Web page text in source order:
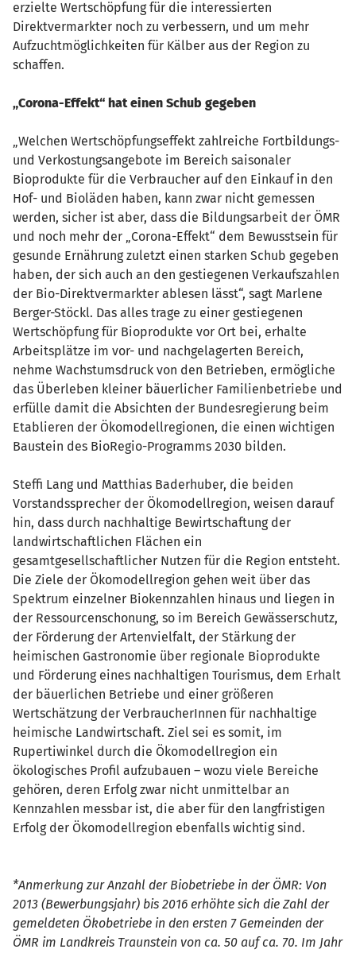
erzielte Wertschöpfung für die interessierten
Direktvermarkter noch zu verbessern, und um mehr
Aufzuchtmöglichkeiten für Kälber aus der Region zu
schaffen.
„Corona-Effekt“ hat einen Schub gegeben
„Welchen Wertschöpfungseffekt zahlreiche Fortbildungs-
und Verkostungsangebote im Bereich saisonaler
Bioprodukte für die Verbraucher auf den Einkauf in den
Hof- und Bioläden haben, kann zwar nicht gemessen
werden, sicher ist aber, dass die Bildungsarbeit der ÖMR
und noch mehr der „Corona-Effekt“ dem Bewusstsein für
gesunde Ernährung zuletzt einen starken Schub gegeben
haben, der sich auch an den gestiegenen Verkaufszahlen
der Bio-Direktvermarkter ablesen lässt“, sagt Marlene
Berger-Stöckl. Das alles trage zu einer gestiegenen
Wertschöpfung für Bioprodukte vor Ort bei, erhalte
Arbeitsplätze im vor- und nachgelagerten Bereich,
nehme Wachstumsdruck von den Betrieben, ermögliche
das Überleben kleiner bäuerlicher Familienbetriebe und
erfülle damit die Absichten der Bundesregierung beim
Etablieren der Ökomodellregionen, die einen wichtigen
Baustein des BioRegio-Programms 2030 bilden.
Steffi Lang und Matthias Baderhuber, die beiden
Vorstandssprecher der Ökomodellregion, weisen darauf
hin, dass durch nachhaltige Bewirtschaftung der
landwirtschaftlichen Flächen ein
gesamtgesellschaftlicher Nutzen für die Region entsteht.
Die Ziele der Ökomodellregion gehen weit über das
Spektrum einzelner Biokennzahlen hinaus und liegen in
der Ressourcenschonung, so im Bereich Gewässerschutz,
der Förderung der Artenvielfalt, der Stärkung der
heimischen Gastronomie über regionale Bioprodukte
und Förderung eines nachhaltigen Tourismus, dem Erhalt
der bäuerlichen Betriebe und einer größeren
Wertschätzung der VerbraucherInnen für nachhaltige
heimische Landwirtschaft. Ziel sei es somit, im
Rupertiwinkel durch die Ökomodellregion ein
ökologisches Profil aufzubauen – wozu viele Bereiche
gehören, deren Erfolg zwar nicht unmittelbar an
Kennzahlen messbar ist, die aber für den langfristigen
Erfolg der Ökomodellregion ebenfalls wichtig sind.
*Anmerkung zur Anzahl der Biobetriebe in der ÖMR: Von
2013 (Bewerbungsjahr) bis 2016 erhöhte sich die Zahl der
gemeldeten Ökobetriebe in den ersten 7 Gemeinden der
ÖMR im Landkreis Traunstein von ca. 50 auf ca. 70. Im Jahr